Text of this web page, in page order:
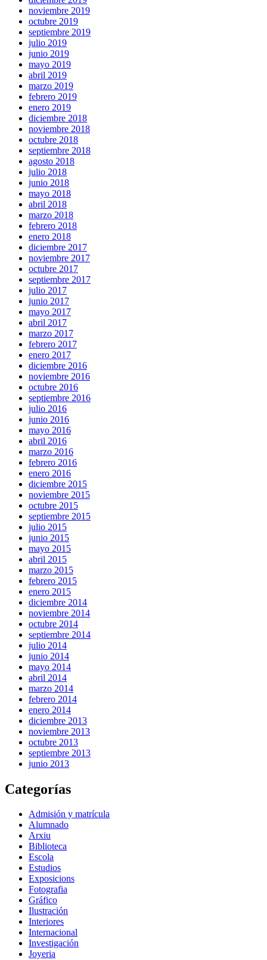
noviembre 2019
octubre 2019
septiembre 2019
julio 2019
junio 2019
mayo 2019
abril 2019
marzo 2019
febrero 2019
enero 2019
diciembre 2018
noviembre 2018
octubre 2018
septiembre 2018
agosto 2018
julio 2018
junio 2018
mayo 2018
abril 2018
marzo 2018
febrero 2018
enero 2018
diciembre 2017
noviembre 2017
octubre 2017
septiembre 2017
julio 2017
junio 2017
mayo 2017
abril 2017
marzo 2017
febrero 2017
enero 2017
diciembre 2016
noviembre 2016
octubre 2016
septiembre 2016
julio 2016
junio 2016
mayo 2016
abril 2016
marzo 2016
febrero 2016
enero 2016
diciembre 2015
noviembre 2015
octubre 2015
septiembre 2015
julio 2015
junio 2015
mayo 2015
abril 2015
marzo 2015
febrero 2015
enero 2015
diciembre 2014
noviembre 2014
octubre 2014
septiembre 2014
julio 2014
junio 2014
mayo 2014
abril 2014
marzo 2014
febrero 2014
enero 2014
diciembre 2013
noviembre 2013
octubre 2013
septiembre 2013
junio 2013
Categorías
Admisión y matrícula
Alumnado
Arxiu
Biblioteca
Escola
Estudios
Exposicions
Fotografia
Gráfico
Ilustración
Interiores
Internacional
Investigación
Joyeria